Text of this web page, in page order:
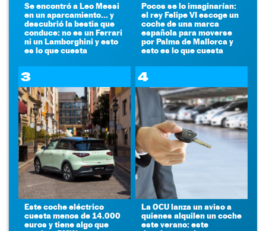
Se encontró a Leo Messi
en un aparcamiento... y
descubrió la bestia que
conduce: no es un Ferrari
ni un Lamborghini y esto
es lo que cuesta
Pocos se lo imaginarían:
el rey Felipe VI escoge un
coche de una marca
española para moverse
por Palma de Mallorca y
esto es lo que cuesta
3
Este coche eléctrico
cuesta menos de 14.000
euros y tiene algo que
4
La OCU lanza un aviso a
quienes alquilen un coche
este verano: este